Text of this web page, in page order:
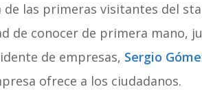
las primeras visitantes del
de conocer de primera mano,
de empresas, Sergio
ofrece a los ciudadanos.